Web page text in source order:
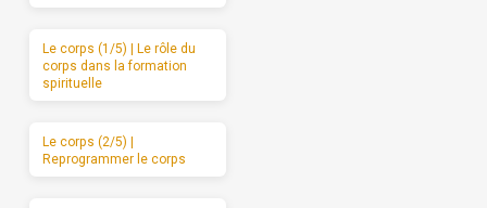
Le corps (1/5) | Le rôle du
corps dans la formation
spirituelle
Le corps (2/5) |
Reprogrammer le corps